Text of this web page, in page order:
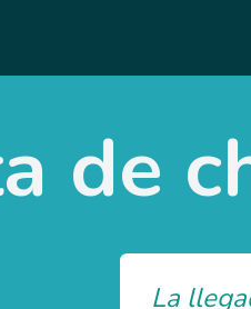
de
La